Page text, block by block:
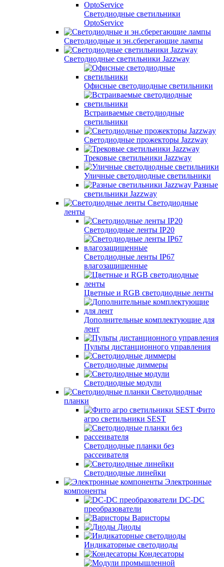
Светодиодные светильники
OptoService
Светодиодные и эн.сберегающие лампы
Светодиодные светильники Jazzway
Офисные светодиодные светильники
Встраиваемые светодиодные
светильники
Светодиодные прожекторы Jazzway
Трековые светильники Jazzway
Уличные светодиодные светильники
Разные
светильники Jazzway
Светодиодные
ленты
Светодиодные ленты IP20
Светодиодные ленты IP67
влагозащищенные
Цветные и RGB светодиодные ленты
Дополнительные комплектующие для
лент
Пульты дистанционного управления
Светодиодные диммеры
Светодиодные модули
Светодиодные
планки
Фито
агро светильники SEST
Светодиодные планки без
рассеивателя
Светодиодные линейки
Электронные
компоненты
DC-DC
преобразователи
Варисторы
Диоды
Индикаторные светодиоды
Кондесаторы